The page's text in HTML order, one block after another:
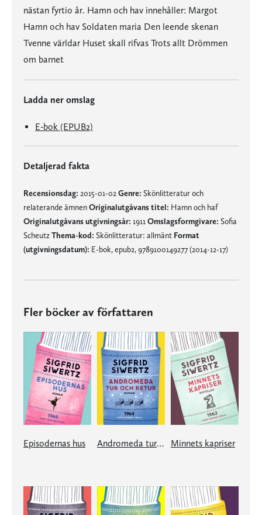
nästan fyrtio år. Hamn och hav innehåller: Margot
Hamn och hav Soldaten maria Den leende skenan
Tvenne världar Huset skall rifvas Trots allt Drömmen
om barnet
Ladda ner omslag
E-bok (EPUB2)
Detaljerad fakta
Recensionsdag: 2015-01-02 Genre: Skönlitteratur och
relaterande ämnenOriginalutgåvans titel: Hamn och haf
Originalutgåvans utgivningsår: 1911 Omslagsformgivare: Sofia
ScheutzThema-kod: Skönlitteratur: allmänt Format
(utgivningsdatum): E-bok, epub2, 9789100149277 (2014-12-17)
Fler böcker av författaren
Episodernas hus Andromeda tur och retur Minnets kapriser